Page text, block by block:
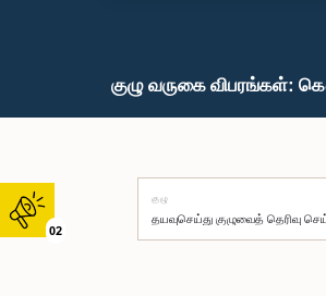
02
குழு வருகை விபரங்கள்:
குழு